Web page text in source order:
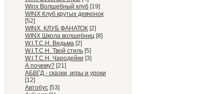
Winx Волшебный клуб [19]
WINX Клуб крутых девчонок
[52]
WINX. КЛУБ ФАНАТОК [2]
WINX Школа волшебниц [8]
W.I.T.C.H. Ведьма [2]
W.I.T.C.H. Твой стиль [5]
W.I.T.C.H. Чародейки [3]
А почему? [21]
АБВГД - сказки, игры и уроки
[12]
Автобус [53]